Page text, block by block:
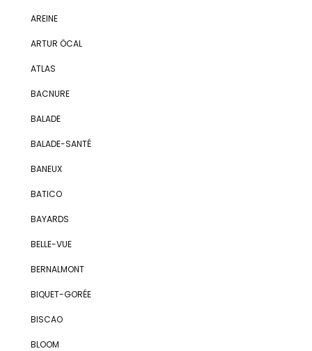
AREINE
ARTUR ÖCAL
ATLAS
BACNURE
BALADE
BALADE-SANTÉ
BANEUX
BATICO
BAYARDS
BELLE-VUE
BERNALMONT
BIQUET-GORÉE
BISCAO
BLOOM